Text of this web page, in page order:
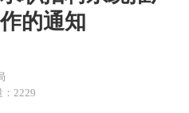
的通知
：2229